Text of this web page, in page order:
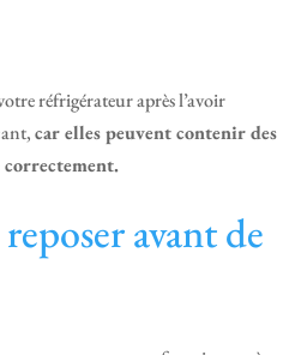
réfrigérateur après l’avoir
car elles peuvent contenir des
avant de